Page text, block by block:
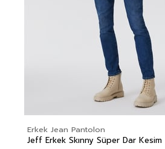
Erkek Jean Pantolon